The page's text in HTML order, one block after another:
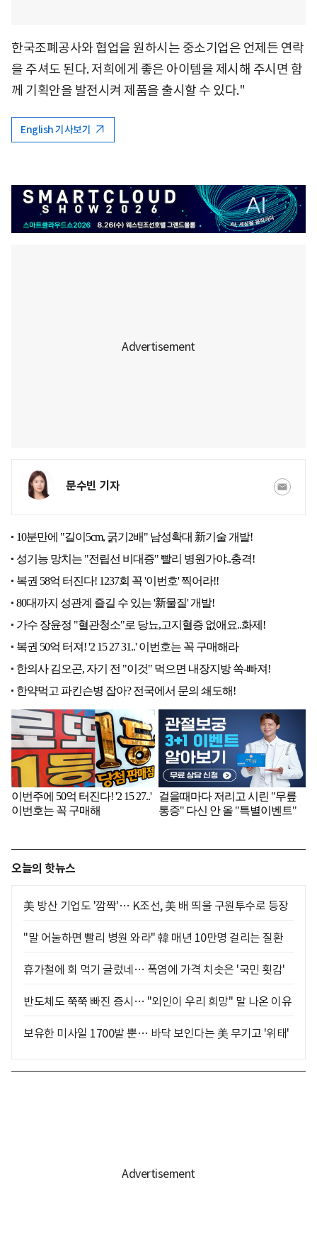
한국조폐공사와 협업을 원하시는 중소기업은 언제든 연락
을 주셔도 된다. 저희에게 좋은 아이템을 제시해 주시면 함
께 기획안을 발전시켜 제품을 출시할 수 있다."
English 기사보기
문수빈 기자
오늘의 핫뉴스
美 방산 기업도 '깜짝'… K조선, 美 배 띄울 구원투수로 등장
"말 어눌하면 빨리 병원 와라" 韓 매년 10만명 걸리는 질환
휴가철에 회 먹기 글렀네… 폭염에 가격 치솟은 '국민 횟감'
반도체도 쭉쭉 빠진 증시… "외인이 우리 희망" 말 나온 이유
보유한 미사일 1700발 뿐… 바닥 보인다는 美 무기고 '위태'